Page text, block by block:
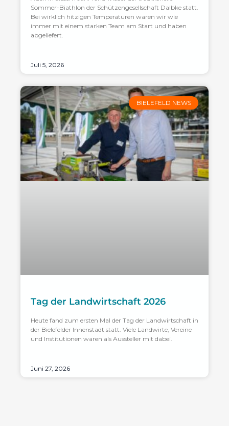
Sommer-Biathlon der Schützengesellschaft Dalbke statt.
Bei wirklich hitzigen Temperaturen waren wir wie
immer mit einem starken Team am Start und haben
abgeliefert.
Juli 5, 2026
BIELEFELD NEWS
Tag der Landwirtschaft 2026
Heute fand zum ersten Mal der Tag der Landwirtschaft in
der Bielefelder Innenstadt statt. Viele Landwirte, Vereine
und Institutionen waren als Aussteller mit dabei.
Juni 27, 2026